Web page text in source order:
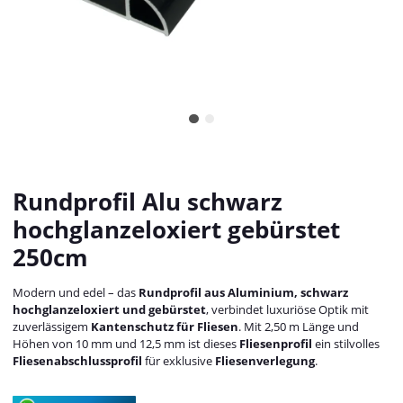
Rundprofil Alu schwarz
hochglanzeloxiert gebürstet
250cm
Modern und edel – das Rundprofil aus Aluminium, schwarz
hochglanzeloxiert und gebürstet, verbindet luxuriöse Optik mit
zuverlässigem Kantenschutz für Fliesen. Mit 2,50 m Länge und
Höhen von 10 mm und 12,5 mm ist dieses Fliesenprofil ein stilvolles
Fliesenabschlussprofil für exklusive Fliesenverlegung.